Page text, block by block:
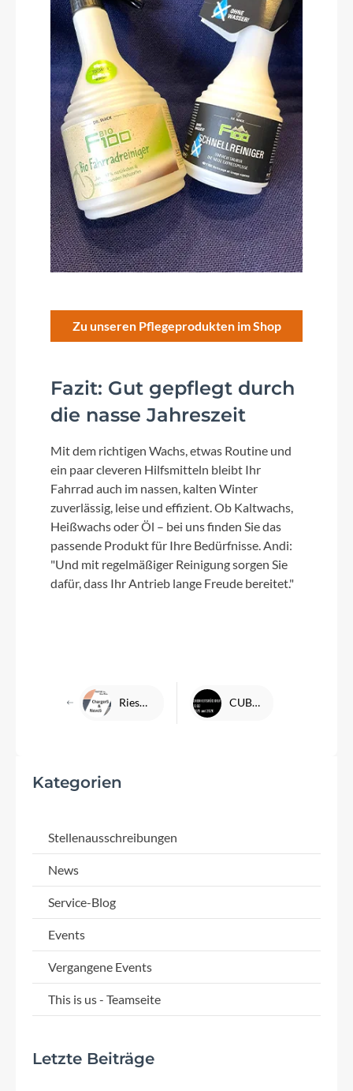
Zu unseren Pflegeprodukten im Shop
Fazit: Gut gepflegt durch
die nasse Jahreszeit
Mit dem richtigen Wachs, etwas Routine und
ein paar cleveren Hilfsmitteln bleibt Ihr
Fahrrad auch im nassen, kalten Winter
zuverlässig, leise und effizient. Ob Kaltwachs,
Heißwachs oder Öl – bei uns finden Sie das
passende Produkt für Ihre Bedürfnisse. Andi:
"Und mit regelmäßiger Reinigung sorgen Sie
dafür, dass Ihr Antrieb lange Freude bereitet."
Riese & Müller Charger5 und Nevo5 CUBE Sicherheitsrückruf Agree C:62 2025/2026
Kategorien
Stellenausschreibungen
News
Service-Blog
Events
Vergangene Events
This is us - Teamseite
Letzte Beiträge